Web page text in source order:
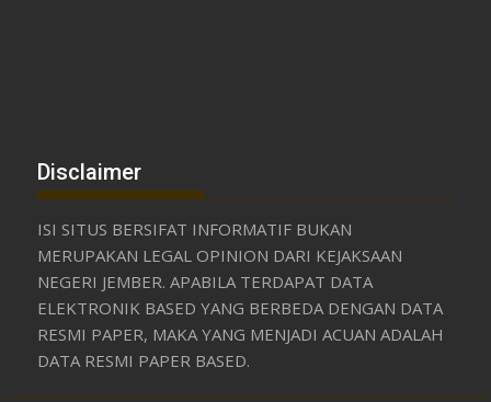
Disclaimer
ISI SITUS BERSIFAT INFORMATIF BUKAN
MERUPAKAN LEGAL OPINION DARI KEJAKSAAN
NEGERI JEMBER. APABILA TERDAPAT DATA
ELEKTRONIK BASED YANG BERBEDA DENGAN DATA
RESMI PAPER, MAKA YANG MENJADI ACUAN ADALAH
DATA RESMI PAPER BASED.